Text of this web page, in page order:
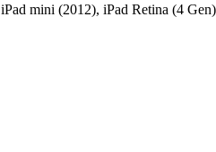
iPad mini (2012), iPad Retina (4